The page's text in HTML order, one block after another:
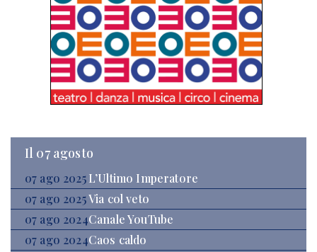
Il 07 agosto
07 ago 2025 L’Ultimo Imperatore
07 ago 2025Via col veto
07 ago 2024Canale YouTube
07 ago 2024Caos caldo